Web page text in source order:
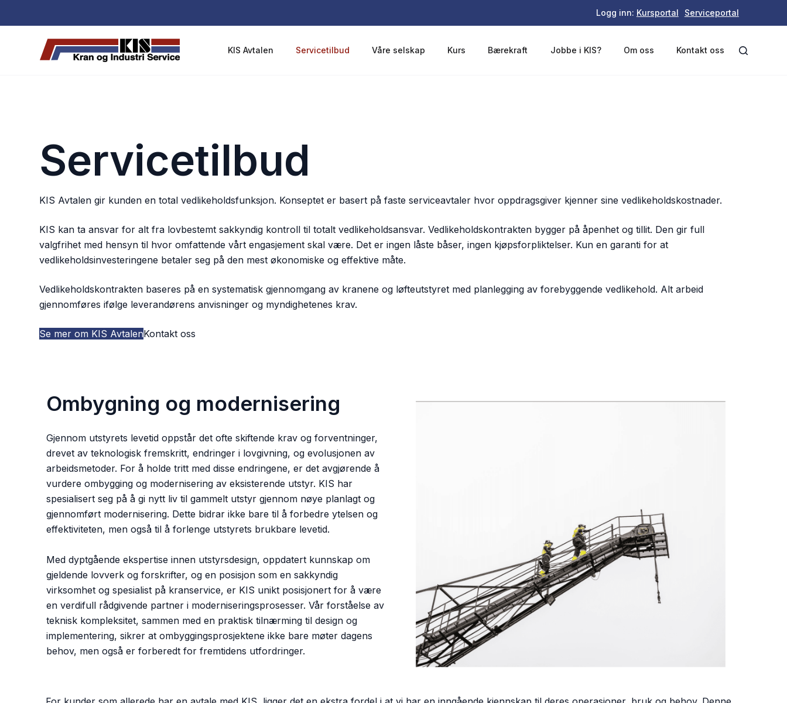
o
Logg inn: Kursportal Serviceportal
KIS Avtalen Servicetilbud Våre selskap Kurs Bærekraft Jobbe i KIS? Om oss Kontakt oss
Servicetilbud
KIS Avtalen gir kunden en total vedlikeholdsfunksjon. Konseptet er basert på faste serviceavtaler hvor oppdragsgiver kjenner sine vedlikeholdskostnader.
KIS kan ta ansvar for alt fra lovbestemt sakkyndig kontroll til totalt vedlikeholdsansvar. Vedlikeholdskontrakten bygger på åpenhet og tillit. Den gir full
valgfrihet med hensyn til hvor omfattende vårt engasjement skal være. Det er ingen låste båser, ingen kjøpsforpliktelser. Kun en garanti for at
vedlikeholdsinvesteringene betaler seg på den mest økonomiske og effektive måte.
Vedlikeholdskontrakten baseres på en systematisk gjennomgang av kranene og løfteutstyret med planlegging av forebyggende vedlikehold. Alt arbeid
gjennomføres ifølge leverandørens anvisninger og myndighetenes krav.
Se mer om KIS AvtalenKontakt oss
Ombygning og modernisering
Gjennom utstyrets levetid oppstår det ofte skiftende krav og forventninger,
drevet av teknologisk fremskritt, endringer i lovgivning, og evolusjonen av
arbeidsmetoder. For å holde tritt med disse endringene, er det avgjørende å
vurdere ombygging og modernisering av eksisterende utstyr. KIS har
spesialisert seg på å gi nytt liv til gammelt utstyr gjennom nøye planlagt og
gjennomført modernisering. Dette bidrar ikke bare til å forbedre ytelsen og
effektiviteten, men også til å forlenge utstyrets brukbare levetid.
Med dyptgående ekspertise innen utstyrsdesign, oppdatert kunnskap om
gjeldende lovverk og forskrifter, og en posisjon som en sakkyndig
virksomhet og spesialist på kranservice, er KIS unikt posisjonert for å være
en verdifull rådgivende partner i moderniseringsprosesser. Vår forståelse av
teknisk kompleksitet, sammen med en praktisk tilnærming til design og
implementering, sikrer at ombyggingsprosjektene ikke bare møter dagens
behov, men også er forberedt for fremtidens utfordringer.